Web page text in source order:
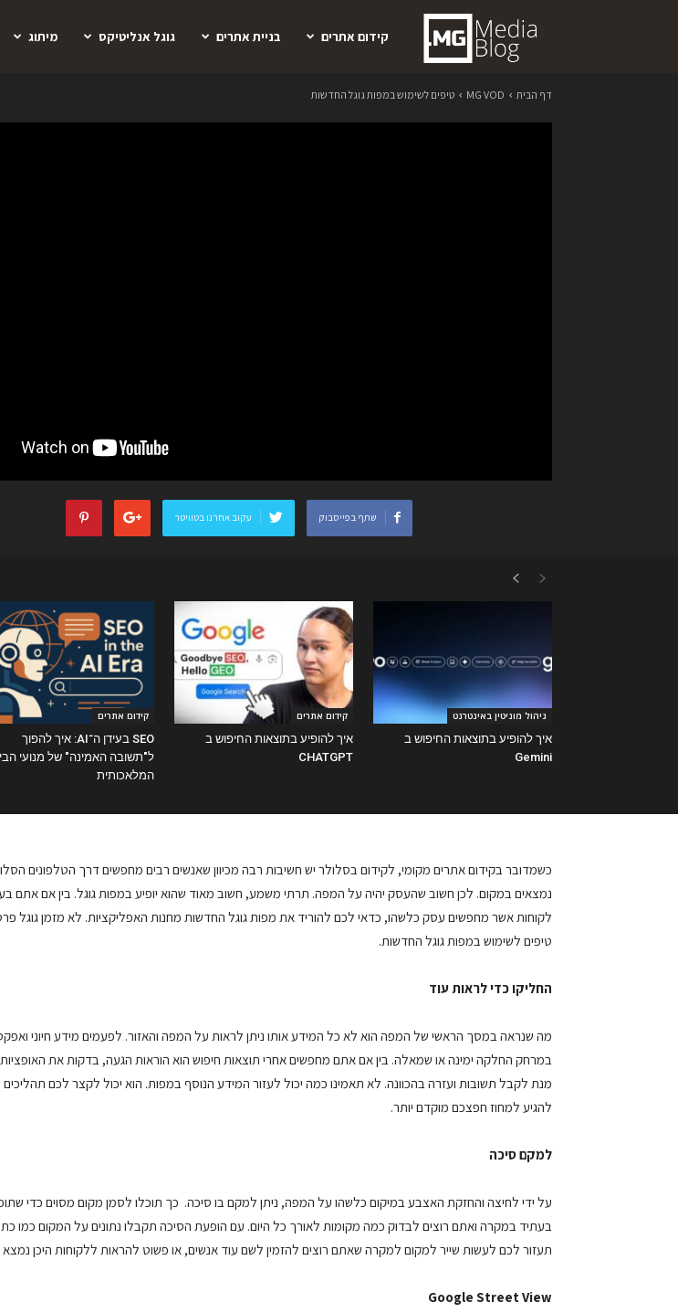
קידוםקידום אתרים בניית אתרים גוגל אנליטיקס מיתוג
דף הבית MG VOD טיפים לשימוש במפות גוגל החדשות
שתף בפייסבוק עקוב אחרנו בטוויטר
ניהול מוניטין באינטרנט
איך להופיע בתוצאות החיפוש ב
Gemini
קידום אתרים
איך להופיע בתוצאות החיפוש ב
CHATGPT
קידום אתרים
SEO בעידן ה־AI: איך להפוך
ל"תשובה האמינה" של מנועי
המלאכותית
כשמדובר בקידום אתרים מקומי, לקידום בסלולר יש חשיבות רבה מכיוון שאנשים רבים מחפשים דרך הטלפונים
נמצאים במקום. לכן חשוב שהעסק יהיה על המפה. תרתי משמע, חשוב מאוד שהוא יופיע במפות גוגל. בין אם אתם
לקוחות אשר מחפשים עסק כלשהו, כדאי לכם להוריד את מפות גוגל החדשות מחנות האפליקציות. לא מזמן גוגל
טיפים לשימוש במפות גוגל החדשות.
החליקו כדי לראות עוד
מה שנראה במסך הראשי של המפה הוא לא כל המידע אותו ניתן לראות על המפה והאזור. לפעמים מידע חיוני
במרחק החלקה ימינה או שמאלה. בין אם אתם מחפשים אחרי תוצאות חיפוש הוא הוראות הגעה, בדקות את
מנת לקבל תשובות ועזרה בהכוונה. לא תאמינו כמה יכול לעזור המידע הנוסף במפות. הוא יכול לקצר לכם תהליכים
להגיע למחוז חפצכם מוקדם יותר.
למקם סיכה
על ידי לחיצה והחזקת האצבע במיקום כלשהו על המפה, ניתן למקם בו סיכה. כך תוכלו לסמן מקום מסוים כדי
בעתיד במקרה ואתם רוצים לבדוק כמה מקומות לאורך כל היום. עם הופעת הסיכה תקבלו נתונים על המקום כמו
תעזור לכם לעשות שייר למקום למקרה שאתם רוצים להזמין לשם עוד אנשים, או פשוט להראות ללקוחות היכן
Google Street View